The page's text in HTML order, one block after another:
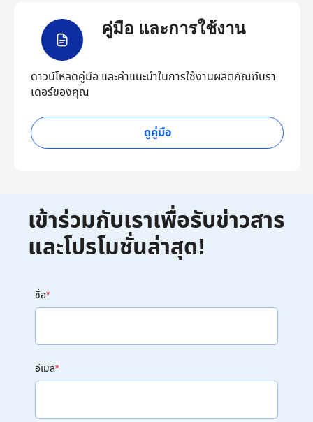
คู่มือ และการใช้งาน
ดาวน์โหลดคู่มือ และคำแนะนำในการใช้งานผลิตภัณฑ์บรา
เดอร์ของคุณ
ดูคู่มือ
เข้าร่วมกับเราเพื่อรับข่าวสาร
และโปรโมชั่นล่าสุด!
ชื่อ*
อีเมล*